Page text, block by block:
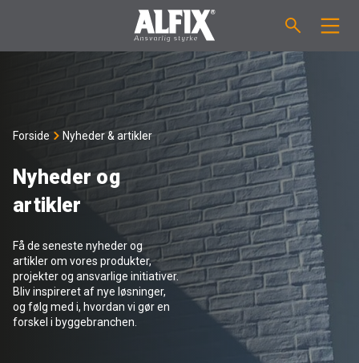
Støbemasse ”Mix”
Spartelmasse ”Mix”
Vådrumsmembraner
Fliseklæber "Fix"
Primere / Bindere
VEJLEDNINGER
FORBRUGSBEREGNER
OM ALFIX
Om Alfix
Ansvarlighed
NYHEDER & ARTIKLER
DK
Forside Nyheder & artikler
Nyheder og
artikler
Få de seneste nyheder og
artikler om vores produkter,
projekter og ansvarlige initiativer.
Bliv inspireret af nye løsninger,
og følg med i, hvordan vi gør en
forskel i byggebranchen.